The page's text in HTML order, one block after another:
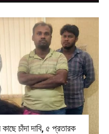
কাছে চাঁদা দাবি, ৫ প্রতারক